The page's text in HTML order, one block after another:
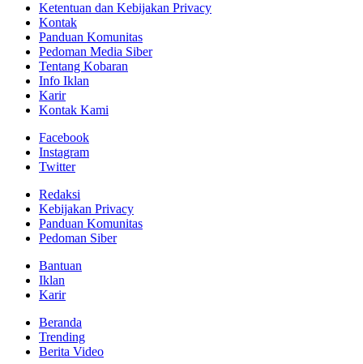
Ketentuan dan Kebijakan Privacy
Kontak
Panduan Komunitas
Pedoman Media Siber
Tentang Kobaran
Info Iklan
Karir
Kontak Kami
Facebook
Instagram
Twitter
Redaksi
Kebijakan Privacy
Panduan Komunitas
Pedoman Siber
Bantuan
Iklan
Karir
Beranda
Trending
Berita Video